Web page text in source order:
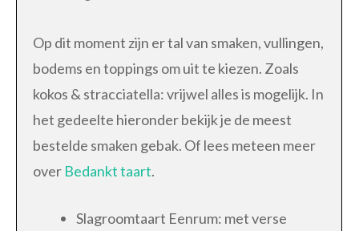
Op dit moment zijn er tal van smaken, vullingen,
bodems en toppings om uit te kiezen. Zoals
kokos & stracciatella: vrijwel alles is mogelijk. In
het gedeelte hieronder bekijk je de meest
bestelde smaken gebak. Of lees meteen meer
over Bedankt taart.
Slagroomtaart Eenrum: met verse